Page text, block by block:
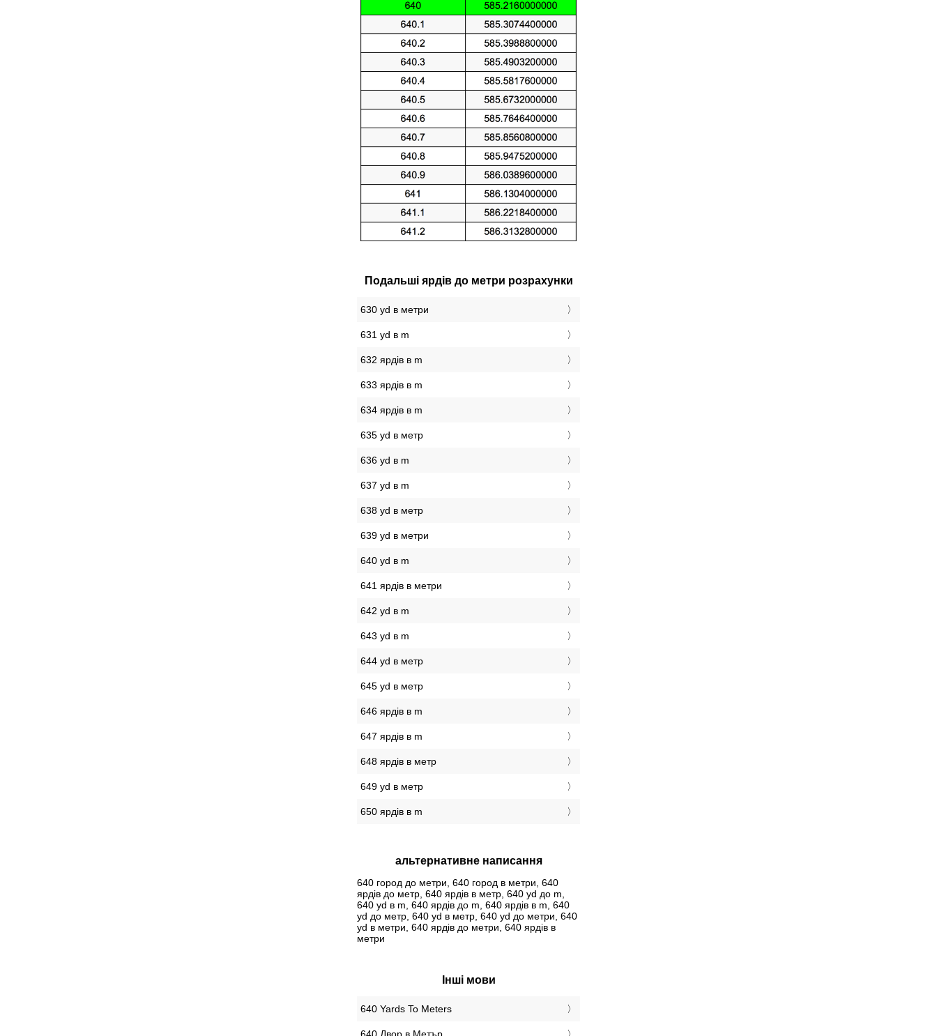
Подальші ярдів до метри розрахунки
630 yd в метри
631 yd в m
632 ярдів в m
633 ярдів в m
634 ярдів в m
635 yd в метр
636 yd в m
637 yd в m
638 yd в метр
639 yd в метри
640 yd в m
641 ярдів в метри
642 yd в m
643 yd в m
644 yd в метр
645 yd в метр
646 ярдів в m
647 ярдів в m
648 ярдів в метр
649 yd в метр
650 ярдів в m
альтернативне написання
640 город до метри, 640 город в метри, 640
ярдів до метр, 640 ярдів в метр, 640 yd до m,
640 yd в m, 640 ярдів до m, 640 ярдів в m, 640
yd до метр, 640 yd в метр, 640 yd до метри, 640
yd в метри, 640 ярдів до метри, 640 ярдів в
метри
Інші мови
‎640 Yards To Meters